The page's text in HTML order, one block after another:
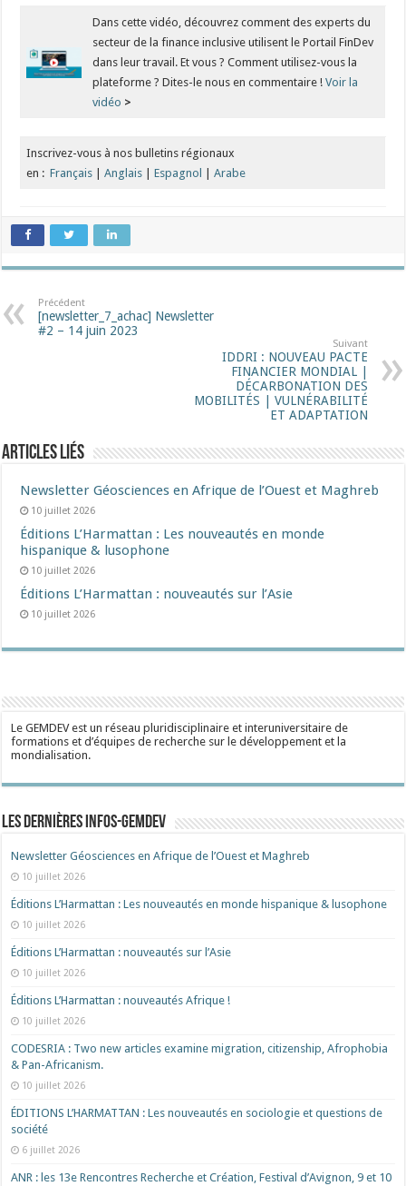
Dans cette vidéo, découvrez comment des experts du
secteur de la finance inclusive utilisent le Portail FinDev
dans leur travail. Et vous ? Comment utilisez-vous la
plateforme ? Dites-le nous en commentaire !Voir la
vidéo >
Inscrivez-vous à nos bulletins régionaux
en :Français |Anglais |Espagnol |Arabe
Précédent
[newsletter_7_achac] Newsletter
#2 – 14 juin 2023
Suivant
IDDRI : NOUVEAU PACTE
FINANCIER MONDIAL |
DÉCARBONATION DES
MOBILITÉS | VULNÉRABILITÉ
ET ADAPTATION
Articles liés
Newsletter Géosciences en Afrique de l’Ouest et Maghreb
10 juillet 2026
Éditions L’Harmattan : Les nouveautés en monde
hispanique & lusophone
10 juillet 2026
Éditions L’Harmattan : nouveautés sur l’Asie
10 juillet 2026
Le GEMDEV est un réseau pluridisciplinaire et interuniversitaire de
formations et d’équipes de recherche sur le développement et la
mondialisation.
Les dernières Infos-Gemdev
Newsletter Géosciences en Afrique de l’Ouest et Maghreb
10 juillet 2026
Éditions L’Harmattan : Les nouveautés en monde hispanique & lusophone
10 juillet 2026
Éditions L’Harmattan : nouveautés sur l’Asie
10 juillet 2026
Éditions L’Harmattan : nouveautés Afrique !​
10 juillet 2026
CODESRIA : Two new articles examine migration, citizenship, Afrophobia
& Pan-Africanism.
10 juillet 2026
ÉDITIONS L’HARMATTAN : Les nouveautés en sociologie et questions de
société
6 juillet 2026
ANR : les 13e Rencontres Recherche et Création, Festival d’Avignon, 9 et 10